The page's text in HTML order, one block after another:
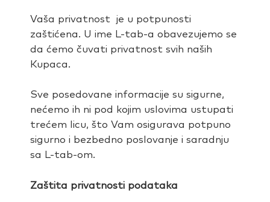
Vaša privatnost je u potpunosti
zaštićena. U ime L-tab-a obavezujemo se
da ćemo čuvati privatnost svih naših
Kupaca.
Sve posedovane informacije su sigurne,
nećemo ih ni pod kojim uslovima ustupati
trećem licu, što Vam osigurava potpuno
sigurno i bezbedno poslovanje i saradnju
sa L-tab-om.
Zaštita privatnosti podataka